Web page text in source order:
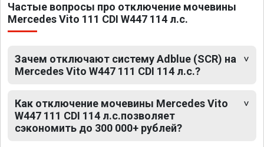
Частые вопросы про отключение мочевины
Mercedes Vito 111 CDI W447 114 л.с.
Зачем отключают систему Adblue (SCR) на
Mercedes Vito W447 111 CDI 114 л.с.?
Как отключение мочевины Mercedes Vito
W447 111 CDI 114 л.с.позволяет
сэкономить до 300 000+ рублей?